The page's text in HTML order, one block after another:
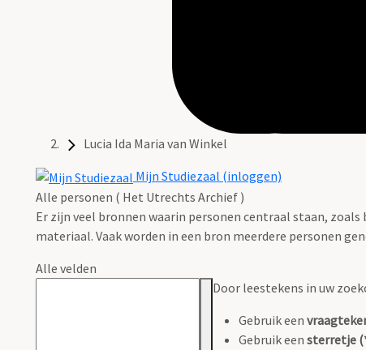
Lucia Ida Maria van Winkel
Mijn Studiezaal (inloggen)
Alle personen ( Het Utrechts Archief )
Er zijn veel bronnen waarin personen centraal staan,
materiaal. Vaak worden in een bron meerdere personen
Alle velden
Door leestekens in uw
Gebruik een
Gebruik een sterretje